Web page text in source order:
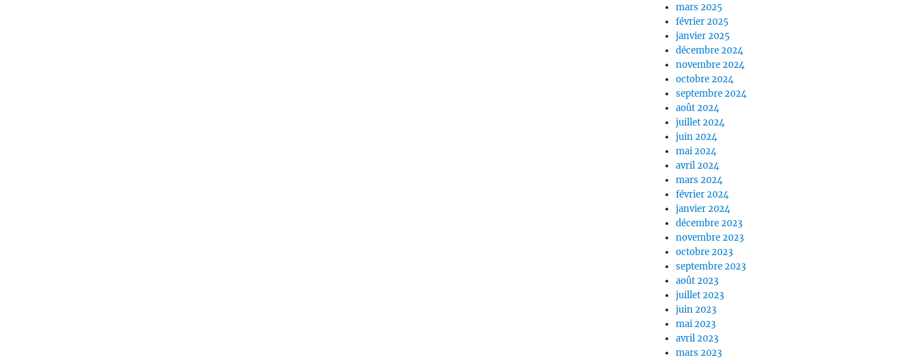
mars 2025
février 2025
janvier 2025
décembre 2024
novembre 2024
octobre 2024
septembre 2024
août 2024
juillet 2024
juin 2024
mai 2024
avril 2024
mars 2024
février 2024
janvier 2024
décembre 2023
novembre 2023
octobre 2023
septembre 2023
août 2023
juillet 2023
juin 2023
mai 2023
avril 2023
mars 2023